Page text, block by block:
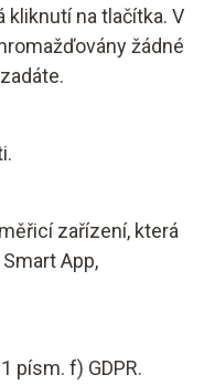
na tlačítka. V
žádné
zařízení, která
App,
písm. f) GDPR.